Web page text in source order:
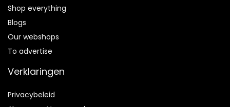
Shop everything
Blogs
Our webshops
To advertise
Verklaringen
Privacybeleid